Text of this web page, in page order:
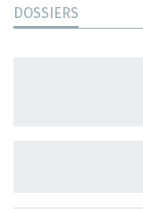
DOSSIERS